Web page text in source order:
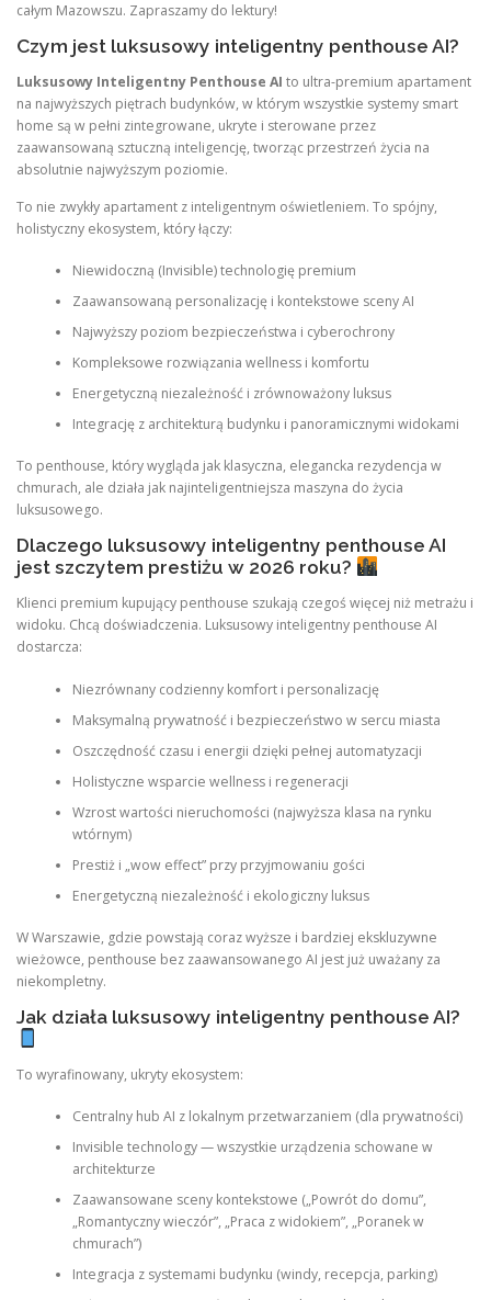
całym Mazowszu. Zapraszamy do lektury!
Czym jest luksusowy inteligentny penthouse AI?
Luksusowy Inteligentny Penthouse AI to ultra-premium apartament
na najwyższych piętrach budynków, w którym wszystkie systemy smart
home są w pełni zintegrowane, ukryte i sterowane przez
zaawansowaną sztuczną inteligencję, tworząc przestrzeń życia na
absolutnie najwyższym poziomie.
To nie zwykły apartament z inteligentnym oświetleniem. To spójny,
holistyczny ekosystem, który łączy:
Niewidoczną (Invisible) technologię premium
Zaawansowaną personalizację i kontekstowe sceny AI
Najwyższy poziom bezpieczeństwa i cyberochrony
Kompleksowe rozwiązania wellness i komfortu
Energetyczną niezależność i zrównoważony luksus
Integrację z architekturą budynku i panoramicznymi widokami
To penthouse, który wygląda jak klasyczna, elegancka rezydencja w
chmurach, ale działa jak najinteligentniejsza maszyna do życia
luksusowego.
Dlaczego luksusowy inteligentny penthouse AI
jest szczytem prestiżu w 2026 roku?
Klienci premium kupujący penthouse szukają czegoś więcej niż metrażu i
widoku. Chcą doświadczenia. Luksusowy inteligentny penthouse AI
dostarcza:
Niezrównany codzienny komfort i personalizację
Maksymalną prywatność i bezpieczeństwo w sercu miasta
Oszczędność czasu i energii dzięki pełnej automatyzacji
Holistyczne wsparcie wellness i regeneracji
Wzrost wartości nieruchomości (najwyższa klasa na rynku
wtórnym)
Prestiż i „wow effect” przy przyjmowaniu gości
Energetyczną niezależność i ekologiczny luksus
W Warszawie, gdzie powstają coraz wyższe i bardziej ekskluzywne
wieżowce, penthouse bez zaawansowanego AI jest już uważany za
niekompletny.
Jak działa luksusowy inteligentny penthouse AI?
To wyrafinowany, ukryty ekosystem:
Centralny hub AI z lokalnym przetwarzaniem (dla prywatności)
Invisible technology — wszystkie urządzenia schowane w
architekturze
Zaawansowane sceny kontekstowe („Powrót do domu”,
„Romantyczny wieczór”, „Praca z widokiem”, „Poranek w
chmurach”)
Integracja z systemami budynku (windy, recepcja, parking)